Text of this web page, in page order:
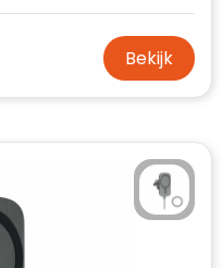
Bekijk